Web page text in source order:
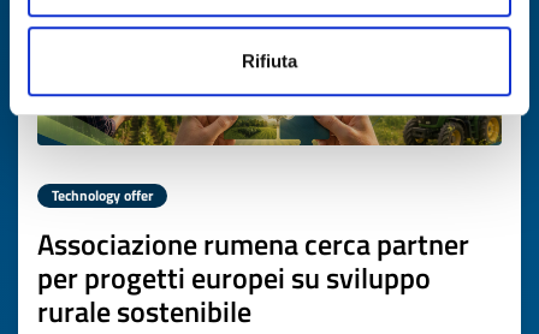
Rifiuta
Technology offer
Associazione rumena cerca partner
per progetti europei su sviluppo
rurale sostenibile